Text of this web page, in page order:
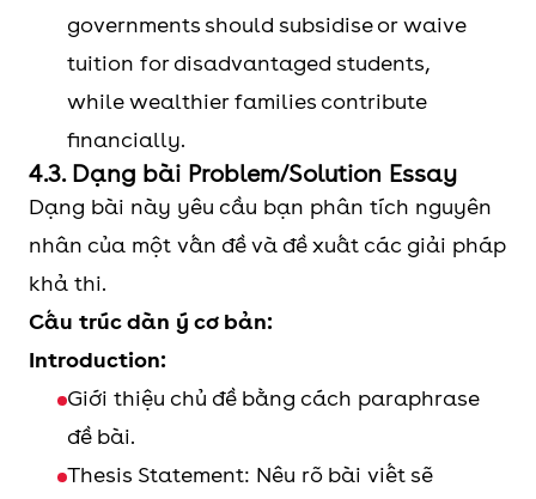
governments should subsidise or waive
tuition for disadvantaged students,
while wealthier families contribute
financially.
4.3. Dạng bài Problem/Solution Essay
Dạng bài này yêu cầu bạn phân tích nguyên
nhân của một vấn đề và đề xuất các giải pháp
khả thi.
Cấu trúc dàn ý cơ bản:
Introduction:
Giới thiệu chủ đề bằng cách paraphrase
đề bài.
Thesis Statement: Nêu rõ bài viết sẽ